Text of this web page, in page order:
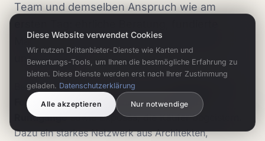
Team und demselben Anspruch wie am
Marktkenntnis und echte Leidenschaft für
unsere Region.
Bei jeder Immobilie setzen wir auf
Fotografie, Drohnenaufnahmen und 360°-
Rundgängesowie Exposés, die Käufer begeistern.
Dazu ein starkes Netzwerk aus Architekten,
Diese Website verwendet Cookies
Wir nutzen Drittanbieter-Dienste wie Karten und
Bewertungs-Tools, um Ihnen die bestmögliche Erfahrung zu
bieten. Diese Dienste werden erst nach Ihrer Zustimmung
geladen. Datenschutzerklärung
Alle akzeptieren Nur notwendige